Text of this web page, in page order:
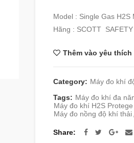
Model : Single Gas H2S
Hãng : SCOTT SAFETY
Thêm vào yêu thích
Category: Máy đo khí
Tags: Máy đo khí đa
Máy đo khí H2S
Máy đo nồng độ khí thải ,
Share